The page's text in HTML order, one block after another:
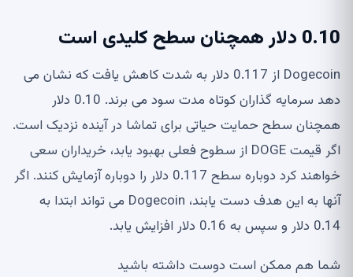
0.10 دلار همچنان سطح کلیدی است
Dogecoin از 0.117 دلار به شدت کاهش یافت که نشان می
دهد سرمایه گذاران کوتاه مدت سود می برند. 0.10 دلار
همچنان سطح حمایت حیاتی برای تماشا در آینده نزدیک است.
اگر قیمت DOGE از سطوح فعلی بهبود یابد، خریداران سعی
خواهند کرد دوباره سطح 0.117 دلار را دوباره آزمایش کنند. اگر
آنها به این هدف دست یابند، Dogecoin می تواند ابتدا به
0.14 دلار و سپس به 0.16 دلار افزایش یابد.
شما هم ممکن است دوست داشته باشید